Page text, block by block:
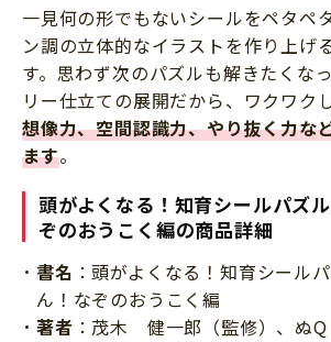
一見何の形でもないシールをペタペ
ン調の立体的なイラストを作り上げ
す。思わず次のパズルも解きたくな
リー仕立ての展開だから、ワクワク
想像力、空間認識力、やり抜く力な
ます。
頭がよくなる！知育シールパズ
ぞのおうこく編の商品詳細
書名 ：頭がよくなる！知育シール
ん！なぞのおうこく編
著者 ：茂木 健一郎（監修）、ぬQ